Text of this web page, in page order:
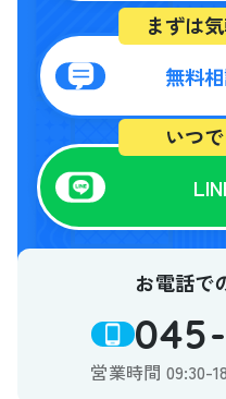
まずは
無料
いつ
お電話で
営業時間 09:30-